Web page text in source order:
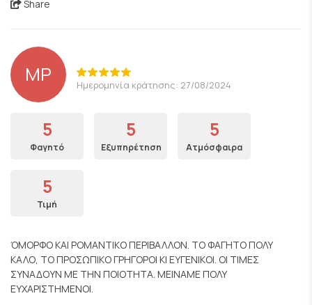
Share
ΜΡ Ημερομηνία κράτησης: 27/08/2024
5
Φαγητό
5
Εξυπηρέτηση
5
Ατμόσφαιρα
5
Τιμή
ΌΜΟΡΦΟ ΚΑΙ ΡΟΜΑΝΤΙΚΟ ΠΕΡΙΒΑΛΛΟΝ. ΤΟ ΦΑΓΗΤΟ ΠΟΛΥ
ΚΑΛΟ, ΤΟ ΠΡΟΣΩΠΙΚΟ ΓΡΗΓΟΡΟΙ ΚΙ ΕΥΓΕΝΙΚΟΙ. ΟΙ ΤΙΜΕΣ
ΣΥΝΑΔΟΥΝ ΜΕ ΤΗΝ ΠΟΙΟΤΗΤΑ. ΜΕΙΝΑΜΕ ΠΟΛΥ
ΕΥΧΑΡΙΣΤΗΜΕΝΟΙ.